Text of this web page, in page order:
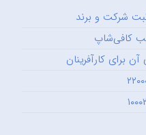
شرکت و برند
کافی‌شاپ
برای کارآفرینان